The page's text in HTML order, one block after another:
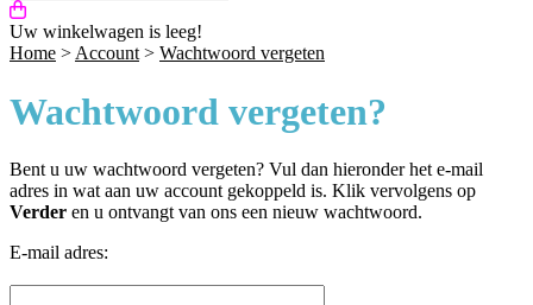
Uw winkelwagen is leeg!
Home > Account > Wachtwoord vergeten
Wachtwoord vergeten?
Bent u uw wachtwoord vergeten? Vul dan hieronder het e-mail
adres in wat aan uw account gekoppeld is. Klik vervolgens op
Verder en u ontvangt van ons een nieuw wachtwoord.
E-mail adres: